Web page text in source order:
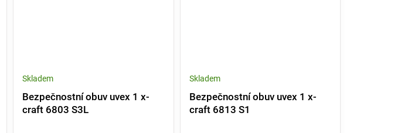
Bezpečnostní obuv uvex 1 x-
craft 6803 S3L
Skladem
Bezpečnostní obuv uvex 1 x-
craft 6813 S1
Skladem